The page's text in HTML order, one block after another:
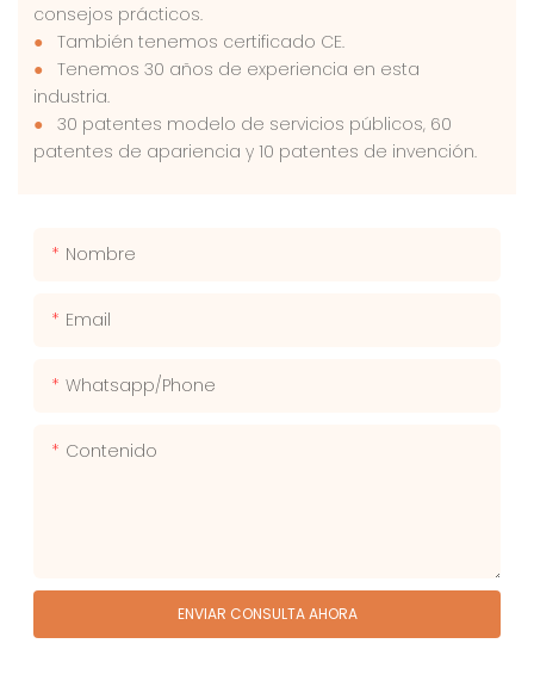
consejos prácticos.
● También tenemos certificado CE.
● Tenemos 30 años de experiencia en esta
industria.
● 30 patentes modelo de servicios públicos, 60
patentes de apariencia y 10 patentes de invención.
Nombre
Email
Whatsapp/phone
Contenido
ENVIAR CONSULTA AHORA